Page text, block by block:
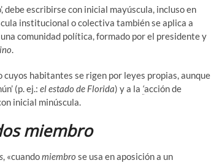
debe escribirse con inicial mayúscula, incluso en
institucional o colectiva también se aplica a
comunidad política, formado por el presidente y
.
habitantes se rigen por leyes propias, aunque
(p. ej.: el estado de Florida) y a la ‘acción de
inicial minúscula.
miembro
, «cuandomiembro se usa en aposición a un